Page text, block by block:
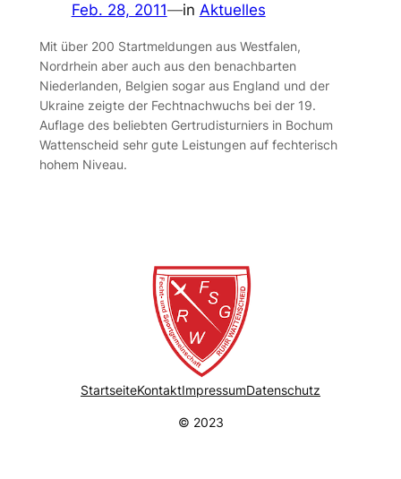
Feb. 28, 2011—in Aktuelles
Mit über 200 Startmeldungen aus Westfalen,
Nordrhein aber auch aus den benachbarten
Niederlanden, Belgien sogar aus England und der
Ukraine zeigte der Fechtnachwuchs bei der 19.
Auflage des beliebten Gertrudisturniers in Bochum
Wattenscheid sehr gute Leistungen auf fechterisch
hohem Niveau.
StartseiteKontaktImpressumDatenschutz
© 2023